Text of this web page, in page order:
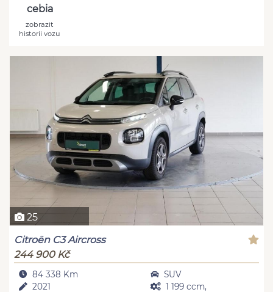
cebia
zobrazit
historii vozu
25
Citroën C3 Aircross
244 900 Kč
84 338 Km
2021
SUV
1 199 ccm,